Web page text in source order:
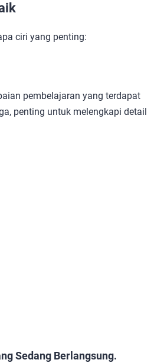
ciri yang penting:
pembelajaran yang terdapat
penting untuk melengkapi detail
Sedang Berlangsung.